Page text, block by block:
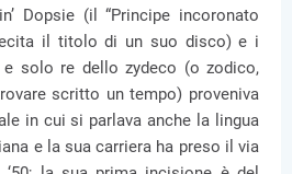
Dopsie (il “Principe incoronato
il titolo di un suo disco) e i
e solo re dello zydeco (o zodico,
scritto un tempo) proveniva
in cui si parlava anche la lingua
e la sua carriera ha preso il via